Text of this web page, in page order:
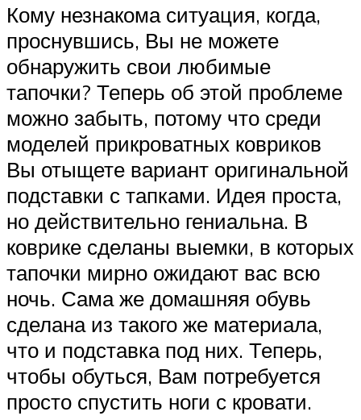
Кому незнакома ситуация, когда,
проснувшись, Вы не можете
обнаружить свои любимые
тапочки? Теперь об этой проблеме
можно забыть, потому что среди
моделей прикроватных ковриков
Вы отыщете вариант оригинальной
подставки с тапками. Идея проста,
но действительно гениальна. В
коврике сделаны выемки, в которых
тапочки мирно ожидают вас всю
ночь. Сама же домашняя обувь
сделана из такого же материала,
что и подставка под них. Теперь,
чтобы обуться, Вам потребуется
просто спустить ноги с кровати.